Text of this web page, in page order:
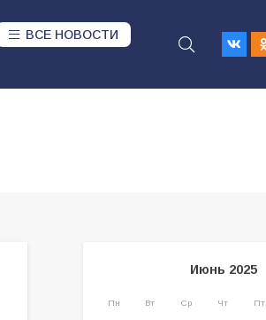
ВСЕ НОВОСТИ
Июнь 2025
Пн Вт Ср Чт Пт